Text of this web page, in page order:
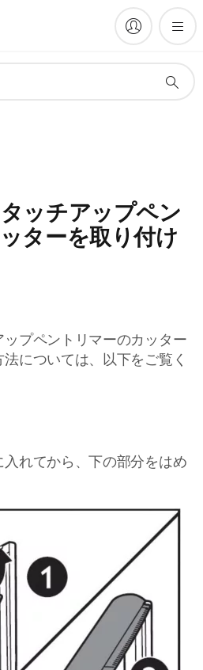
ッチアップペン
ターを取り付け
プペントリマーのカッター
については、以下をご覧く
れてから、下の部分をはめ